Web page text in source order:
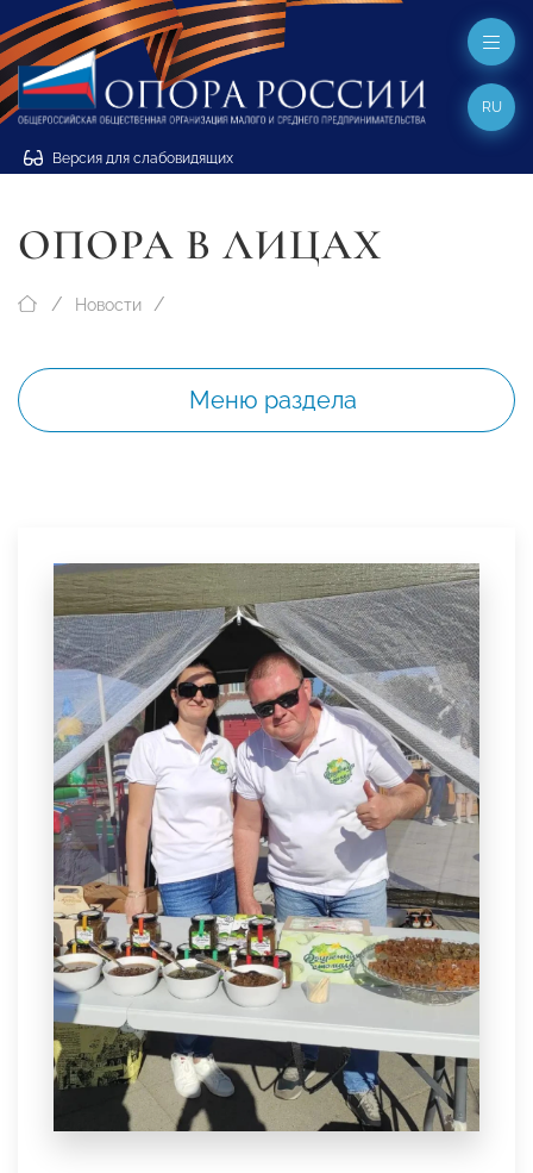
Версия для слабовидящих
RU
ОПОРА В ЛИЦАХ
Новости
Меню раздела